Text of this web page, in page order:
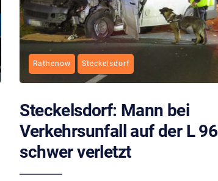
Rathenow Steckelsdorf
Steckelsdorf: Mann bei
Verkehrsunfall auf der L 96
schwer verletzt